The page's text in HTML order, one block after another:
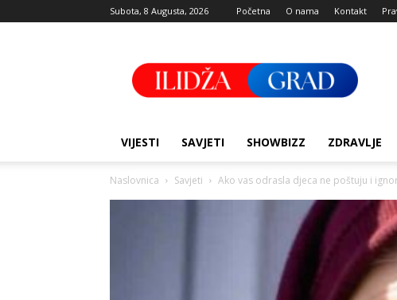
Subota, 8 Augusta, 2026 Početna O nama Kontakt
Grad
VIJESTI SAVJETI SHOWBIZZ ZDRAVLJE
Naslovnica Savjeti Ako vas odrasla djeca ne poštuju i